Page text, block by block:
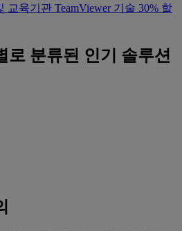
교육기관 TeamViewer 기술 30% 할
로 분류된 인기 솔루션